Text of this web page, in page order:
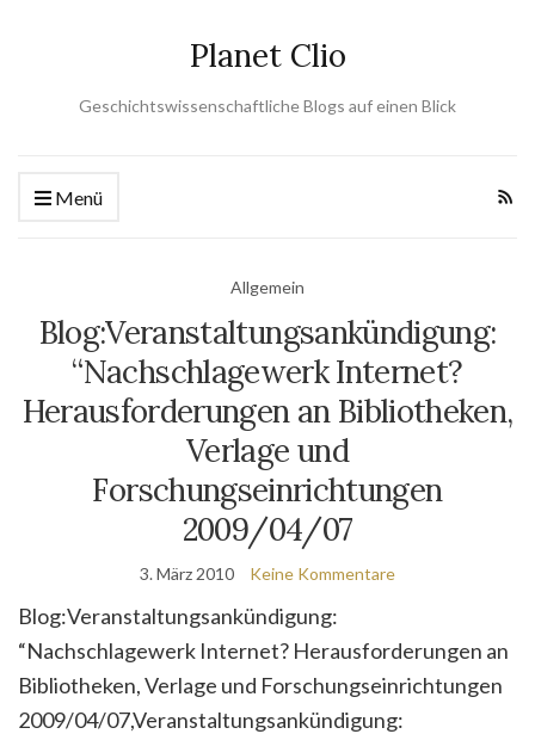
Planet Clio
Geschichtswissenschaftliche Blogs auf einen Blick
Menü
Allgemein
Blog:Veranstaltungsankündigung:
“Nachschlagewerk Internet?
Herausforderungen an Bibliotheken,
Verlage und
Forschungseinrichtungen
2009/04/07
3. März 2010 Keine Kommentare
Blog:Veranstaltungsankündigung:
“Nachschlagewerk Internet? Herausforderungen an
Bibliotheken, Verlage und Forschungseinrichtungen
2009/04/07,Veranstaltungsankündigung: